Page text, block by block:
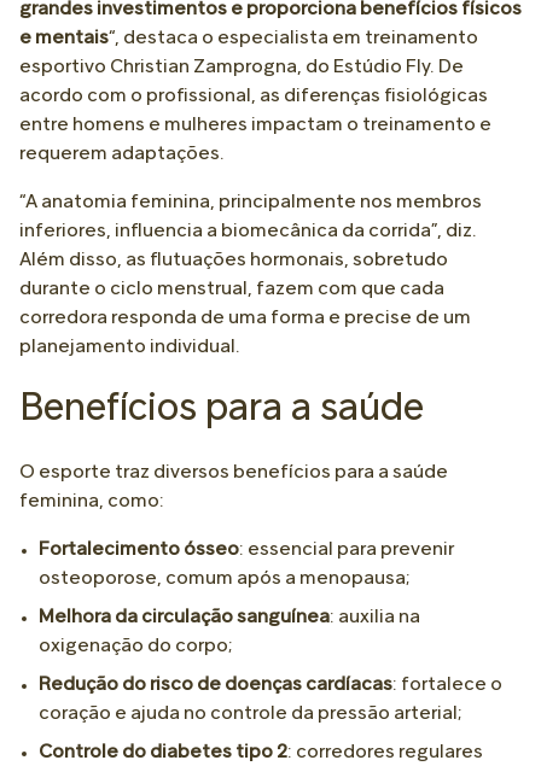
grandes investimentos e proporciona benefícios físicos
e mentais“, destaca o especialista em treinamento
esportivo Christian Zamprogna, do Estúdio Fly. De
acordo com o profissional, as diferenças fisiológicas
entre homens e mulheres impactam o treinamento e
requerem adaptações.
“A anatomia feminina, principalmente nos membros
inferiores, influencia a biomecânica da corrida”, diz.
Além disso, as flutuações hormonais, sobretudo
durante o ciclo menstrual, fazem com que cada
corredora responda de uma forma e precise de um
planejamento individual.
Benefícios para a saúde
O esporte traz diversos benefícios para a saúde
feminina, como:
Fortalecimento ósseo: essencial para prevenir
osteoporose, comum após a menopausa;
Melhora da circulação sanguínea: auxilia na
oxigenação do corpo;
Redução do risco de doenças cardíacas: fortalece o
coração e ajuda no controle da pressão arterial;
Controle do diabetes tipo 2: corredores regulares